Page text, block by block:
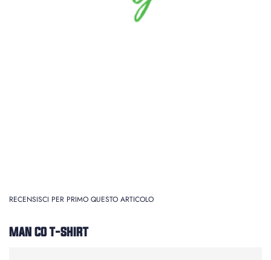
RECENSISCI PER PRIMO QUESTO ARTICOLO
MAN CO T-SHIRT